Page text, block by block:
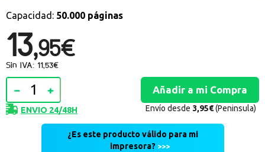
Capacidad: 50.000 páginas
13,95€
Sin IVA: 11,53€
ENVIO 24/48H Envío desde 3,95€(Peninsula)
¿Es este producto válido para mi
impresora? >>>